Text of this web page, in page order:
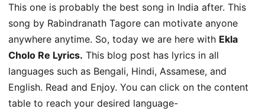
This one is probably the best song in India after. This
song by Rabindranath Tagore can motivate anyone
anywhere anytime. So, today we are here with Ekla
Cholo Re Lyrics. This blog post has lyrics in all
languages such as Bengali, Hindi, Assamese, and
English. Read and Enjoy. You can click on the content
table to reach your desired language-